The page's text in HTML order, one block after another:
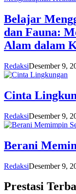
Belajar
dan Fauna:
Alam dalam
RedaksiDesember 9,
Cinta
RedaksiDesember 9,
Berani
RedaksiDesember 9,
Prestasi